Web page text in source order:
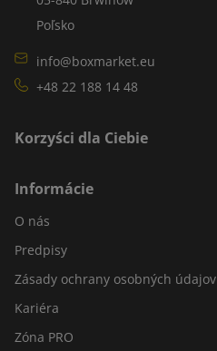
Poľsko
info@boxmarket.eu
+48 22 188 14 48
Korzyści dla Ciebie
Informácie
O nás
Predpisy
Zásady ochrany osobných údajov
Kariéra
Zóna PRO